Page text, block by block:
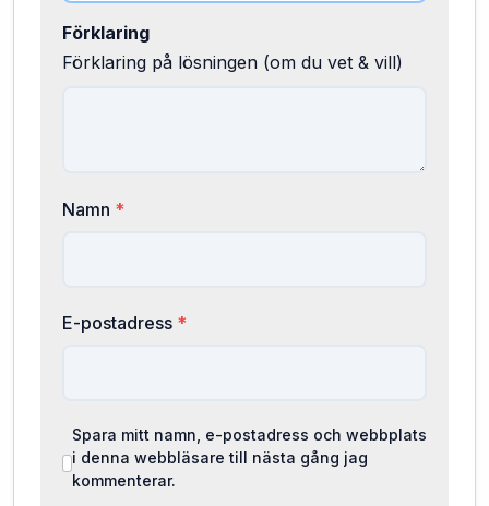
Förklaring
Förklaring på lösningen (om du vet & vill)
Namn *
E-postadress *
Spara mitt namn, e-postadress och webbplats
i denna webbläsare till nästa gång jag
kommenterar.